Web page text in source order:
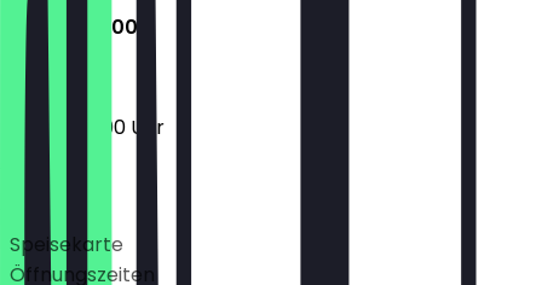
10:00 - 23:00
10:00 - 23:00 Uhr
Deals
Speisekarte
Öffnungszeiten